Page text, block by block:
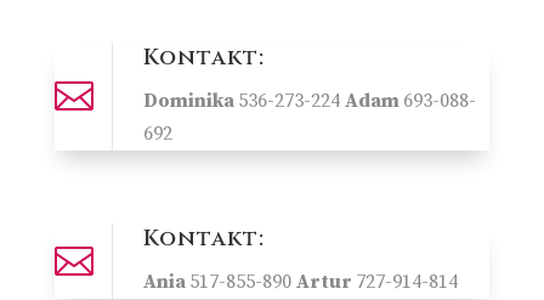

Kontakt:
Dominika 536-273-224 Adam 693-088-
692

Kontakt:
Ania 517-855-890 Artur 727-914-814